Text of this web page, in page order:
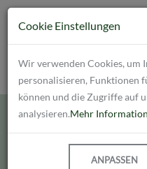
Cookie Einstellungen
Wir verwenden Cookies, um
personalisieren, Funktionen
können und die Zugriffe auf
analysieren.Mehr
ANPASSEN